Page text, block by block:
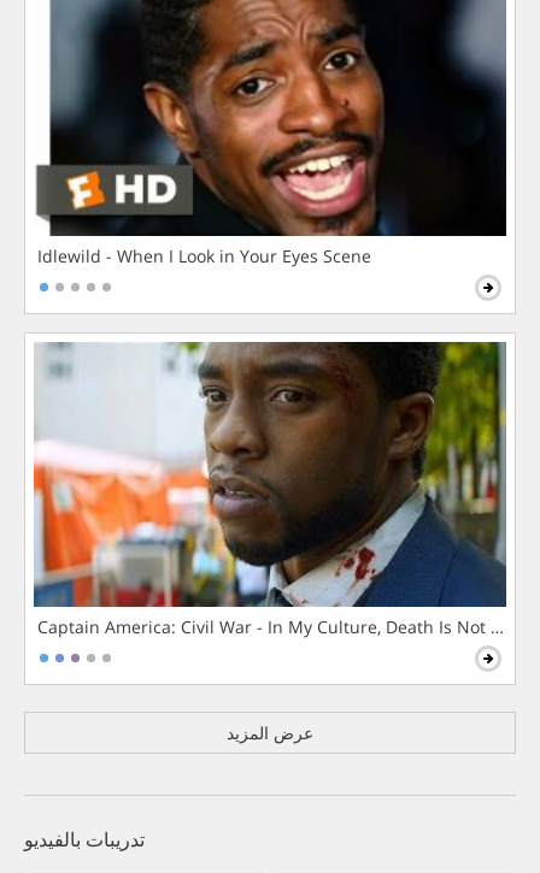
Idlewild - When I Look in Your Eyes Scene
Captain America: Civil War - In My Culture, Death Is Not The
عرض المزيد
تدريبات بالفيديو